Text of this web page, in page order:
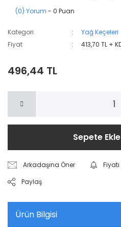
(0) Yorum - 0 Puan
Kategori
Yağ Keçeleri
Fiyat
413,70 TL +
496,44 TL
Sepete Ekle
Arkadaşına Öner
Paylaş
Ürün Bilgisi